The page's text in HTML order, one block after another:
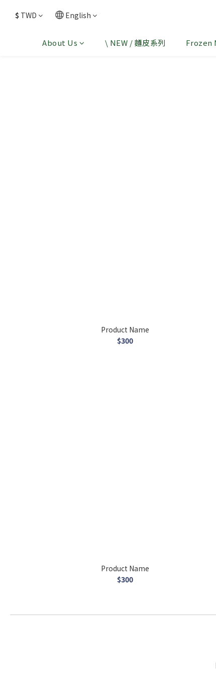
$ TWD English
About Us \ NEW / 麵皮系列 Frozen
Product Name
$300
Product Name
$300